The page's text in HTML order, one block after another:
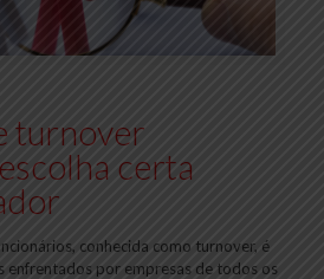
turnover
certa
conhecida como turnover, é
enfrentados por empresas de todos os